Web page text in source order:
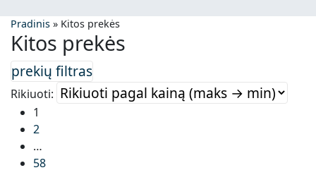
Pradinis » Kitos prekės
Kitos prekės
Rikiuoti:
1
2
…
58